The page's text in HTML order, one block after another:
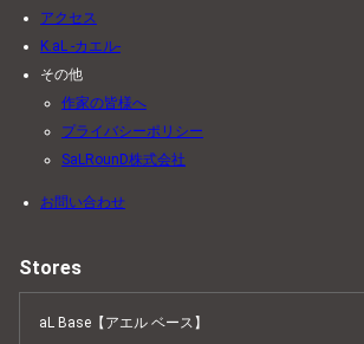
アクセス
K.aL -カエル-
その他
作家の皆様へ
プライバシーポリシー
SaLRounD株式会社
お問い合わせ
Stores
aL Base【アエル ベース】